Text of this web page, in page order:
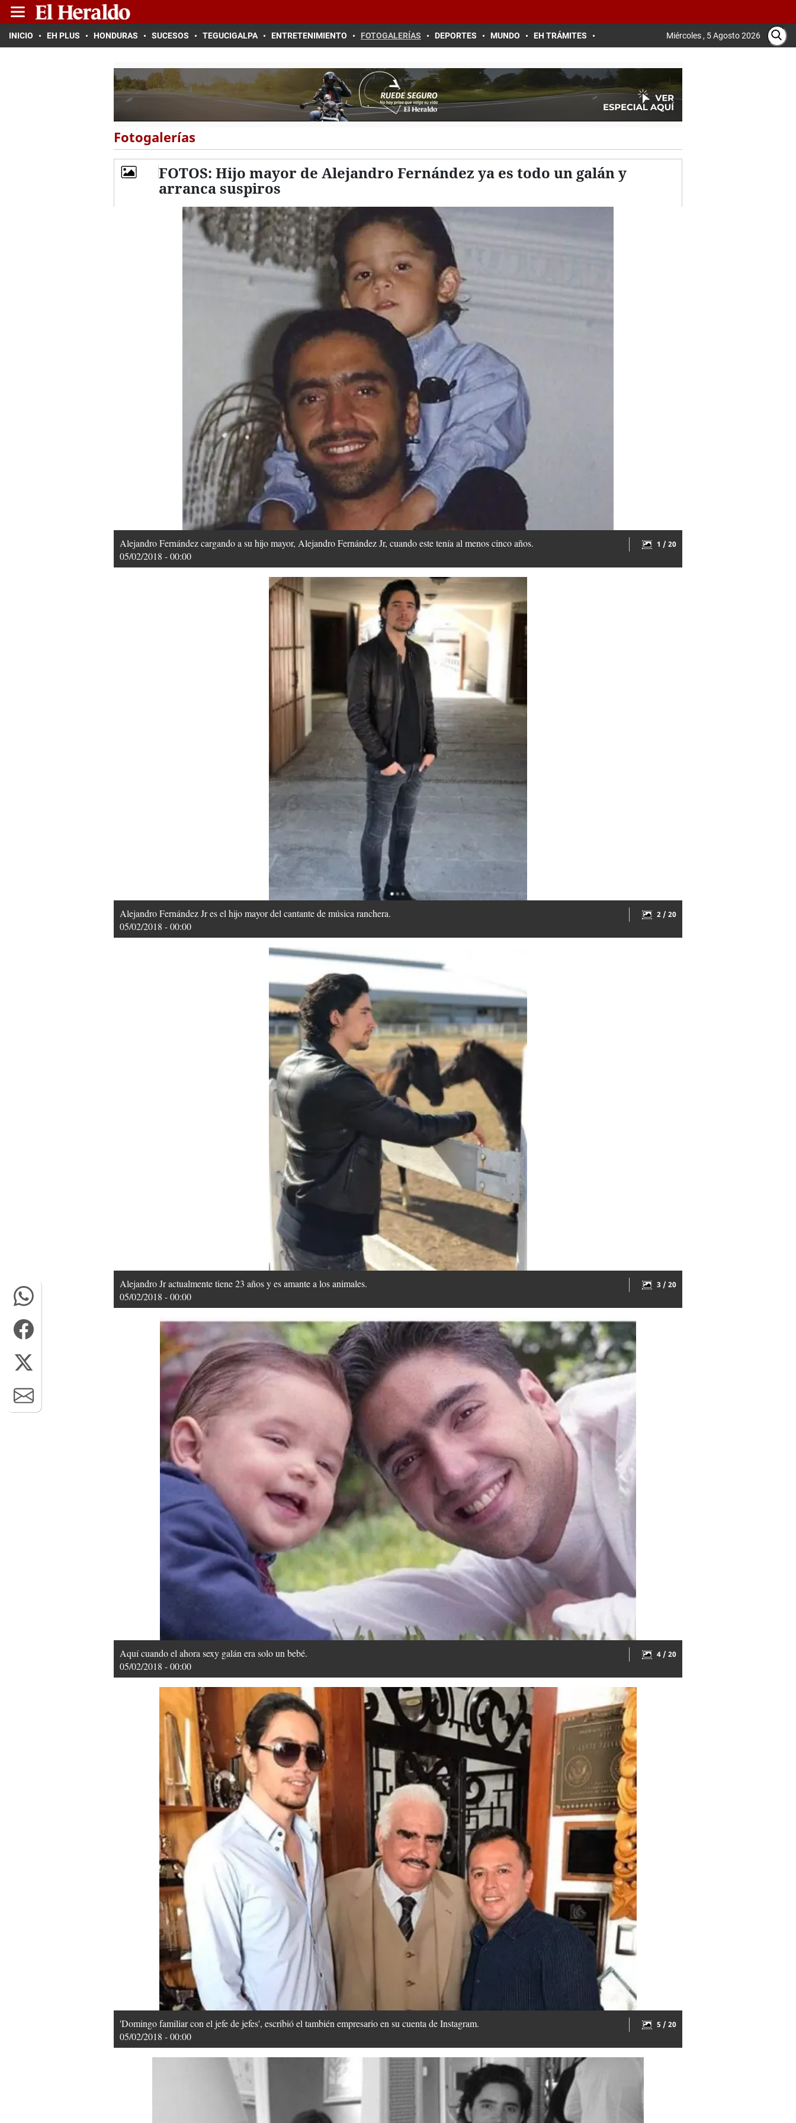
INICIO EH PLUS HONDURAS SUCESOS TEGUCIGALPA ENTRETENIMIENTO FOTOGALERÍAS DEPORTES MUNDO EH TRÁMITES Miércoles , 5 Agosto 2026
Fotogalerías
FOTOS: Hijo mayor de Alejandro Fernández ya es todo un galán y
arranca suspiros
Alejandro Fernández cargando a su hijo mayor, Alejandro Fernández Jr, cuando este tenía al menos cinco años.
05/02/2018 - 00:00
1 / 20
Alejandro Fernández Jr es el hijo mayor del cantante de música ranchera.
05/02/2018 - 00:00
2 / 20
Alejandro Jr actualmente tiene 23 años y es amante a los animales.
05/02/2018 - 00:00
3 / 20
Aquí cuando el ahora sexy galán era solo un bebé.
05/02/2018 - 00:00
4 / 20
'Domingo familiar con el jefe de jefes', escribió el también empresario en su cuenta de Instagram.
05/02/2018 - 00:00
5 / 20